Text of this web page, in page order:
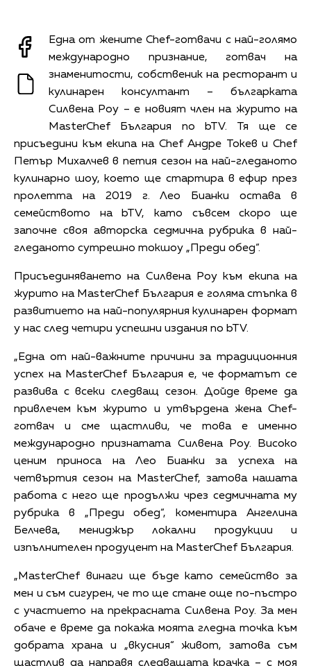
Една от жените Chef-готвачи с най-голямо
международно признание, готвач на
знаменитости, собственик на ресторант и
кулинарен консултант – българката
Силвена Роу – е новият член на журито на
MasterChef България по bTV. Тя ще се
присъедини към екипа на Chef Андре Токев и Chef
Петър Михалчев в петия сезон на най-гледаното
кулинарно шоу, което ще стартира в ефир през
пролетта на 2019 г. Лео Бианки остава в
семейството на bTV, като съвсем скоро ще
започне своя авторска седмична рубрика в най-
гледаното сутрешно токшоу „Преди обед“.
Присъединяването на Силвена Роу към екипа на
журито на MasterChef България е голяма стъпка в
развитието на най-популярния кулинарен формат
у нас след четири успешни издания по bTV.
„Една от най-важните причини за традиционния
успех на MasterChef България е, че форматът се
развива с всеки следващ сезон. Дойде време да
привлечем към журито и утвърдена жена Chef-
готвач и сме щастливи, че това е именно
международно признатата Силвена Роу. Високо
ценим приноса на Лео Бианки за успеха на
четвъртия сезон на MasterChef, затова нашата
работа с него ще продължи чрез седмичната му
рубрика в „Преди обед“, коментира Ангелина
Белчева, мениджър локални продукции и
изпълнителен продуцент на MasterChef България.
„MasterChef винаги ще бъде като семейство за
мен и съм сигурен, че то ще стане още по-пъстро
с участието на прекрасната Силвена Роу. За мен
обаче е време да покажа моята гледна точка към
добрата храна и „вкусния“ живот, затова съм
щастлив да направя следващата крачка – с моя